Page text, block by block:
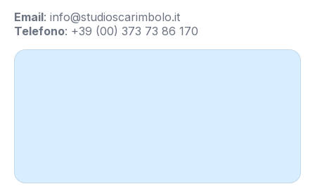
Email: info@studioscarimbolo.it
Telefono: +39 (00) 373 73 86 170